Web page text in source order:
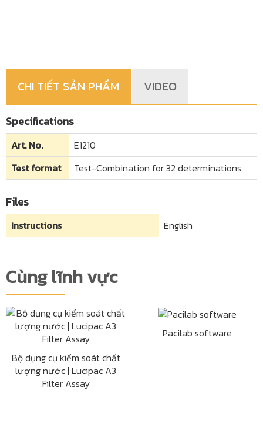
CHI TIẾT SẢN PHẨM VIDEO
Specifications
Art. No.
E1210
Test format
Test-Combination for 32 determinations
Files
Instructions English
Cùng lĩnh vực
Bộ dụng cụ kiểm soát chất
lượng nước | Lucipac A3
Filter Assay
Pacilab software